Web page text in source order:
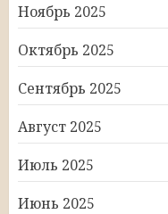
Ноябрь 2025
Октябрь 2025
Сентябрь 2025
Август 2025
Июль 2025
Июнь 2025